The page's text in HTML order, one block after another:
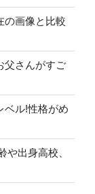
の画像と比較
父さんがすご
ベル!性格がめ
や出身高校、